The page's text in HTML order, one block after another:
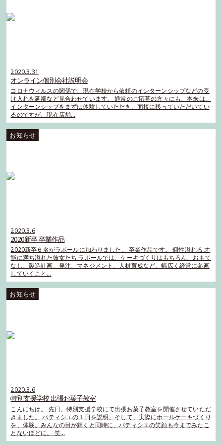
2020.3.31
オンライン個別会社説明会
コロナウィルスの関係で、現在学校から依頼のインターンシップなどの受
け入れを延期など見合わせています。 通常のご応募の方々にも、本来は、
インターンシップをまずは体験していただき、面接に移っていただいてい
るのですが、現在店舗…
2020.3.6
2020新卒 卒業作品
2020新卒６名がラポールに加わりました。 卒業作品です。 個性溢れる 才
能に満ち溢れた彼女たち ラポールでは、ケーキづくりはもちろん、おもて
なし、製造計画、発注、マネジメント、人材育成など、幅広く経営に参画
していくこと…
2020.3.6
特別支援学校 出張お菓子教室
こんにちは。 先日、特別支援学校にて出張お菓子教室を開催させていただ
きました。 パティシエの１日を説明。そして、実際にホールケーキづくり
を、体験。みんなの目が輝くと同時に、パティシエの笑顔も今までみたこ
とないほどに。 笑…